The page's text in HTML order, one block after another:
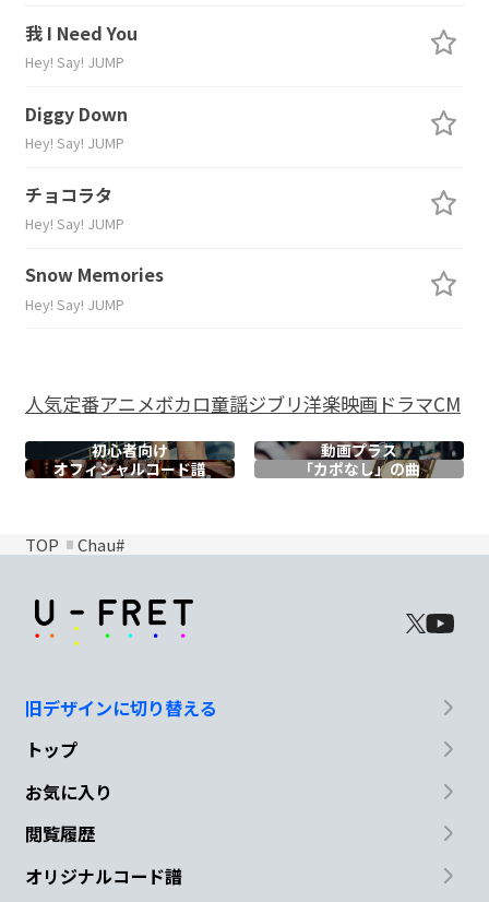
我 I Need You
Hey! Say! JUMP
Diggy Down
Hey! Say! JUMP
チョコラタ
Hey! Say! JUMP
Snow Memories
Hey! Say! JUMP
人気定番アニメボカロ童謡ジブリ洋楽映画ドラマCM
初心者向け
動画プラス
オフィシャルコード譜 「カポなし」の曲
TOP Chau#
旧デザインに切り替える
トップ
お気に入り
閲覧履歴
オリジナルコード譜